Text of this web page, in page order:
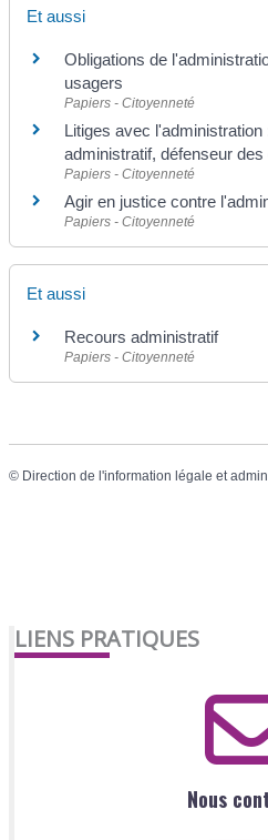
Et aussi
Obligations de
usagers
Papiers - Citoyenneté
Litiges avec l'administration
administratif, défenseur des
Papiers - Citoyenneté
Agir en justice contre
Papiers - Citoyenneté
Et aussi
Recours administratif
Papiers - Citoyenneté
© Direction de l'information légale et
LIENS PRATIQUES
Nous